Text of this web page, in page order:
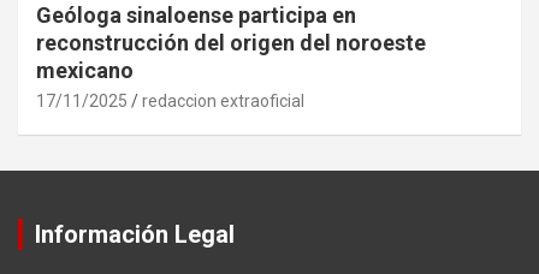
Geóloga sinaloense participa en
reconstrucción del origen del noroeste
mexicano
17/11/2025 redaccion extraoficial
Información Legal